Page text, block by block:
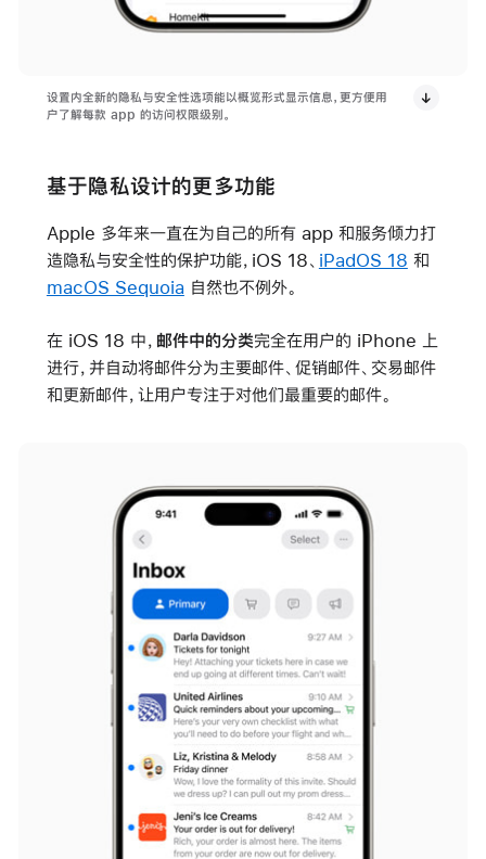
设置内全新的隐私与安全性选项能以概览形式显示信息，更方便用
户了解每款 app 的访问权限级别。
基于隐私设计的更多功能
Apple 多年来一直在为自己的所有 app 和服务倾力打
造隐私与安全性的保护功能，iOS 18、 iPadOS 18 和
macOS Sequoia 自然也不例外。
在 iOS 18 中， 邮件中的分类完全在用户的 iPhone 上
进行，并自动将邮件分为主要邮件、促销邮件、交易邮件
和更新邮件，让用户专注于对他们最重要的邮件。